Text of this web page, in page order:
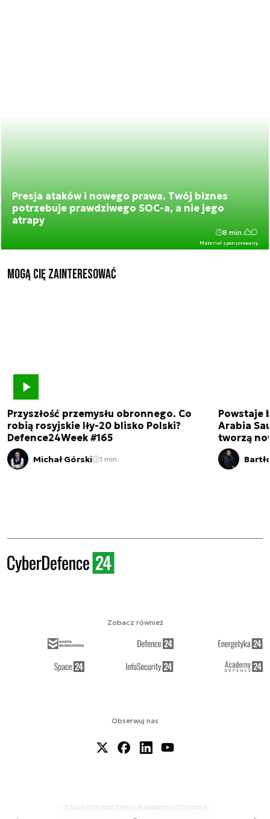
Presja ataków i nowego prawa. Twój biznes
potrzebuje prawdziwego SOC-a, a nie jego
atrapy
Materiał sponsorowany
8 min.
Mogą Cię zainteresować
Przyszłość przemysłu obronnego. Co
robią rosyjskie Iły-20 blisko Polski?
Defence24Week #165
Michał Górski 1 min.
Powstaje
Arabia
tworzą
Obserwuj nas
O NAS KONTAKTREGULAMINRSS COOKIES
Zobacz również